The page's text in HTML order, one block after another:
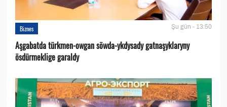
Biznes Şu gün - 13:50
Aşgabatda türkmen-owgan söwda-ykdysady gatnaşyklaryny
ösdürmeklige garaldy